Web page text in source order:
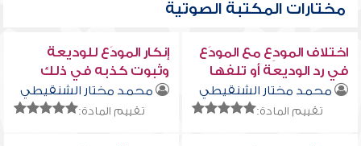
مختارات المكتبة الصوتية
اختلاف المودِع مع المودَع
في رد الوديعة أو تلفها
محمد مختار الشنقيطي
تقييم المادة:
إنكار المودَع للوديعة
وثبوت كذبه في ذلك
محمد مختار الشنقيطي
تقييم المادة: